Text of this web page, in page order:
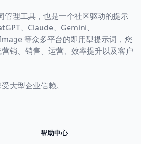
管理工具，也是一个社区驱动的提示
、Claude、Gemini、
等众多平台的即用型提示词，您
销、销售、运营、效率提升以及客户
大型企业信赖。
帮助中心